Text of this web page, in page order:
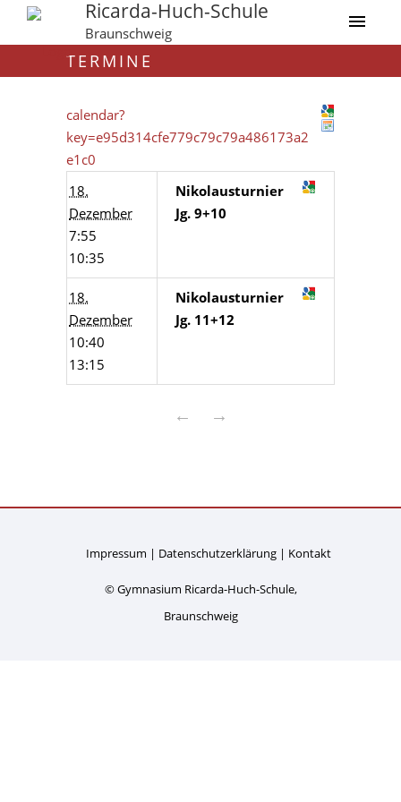
Ricarda-Huch-Schule
Braunschweig
TERMINE
calendar?
key=e95d314cfe779c79c79a486173a2
e1c0
18.
Dezember
7:55
10:35
Nikolausturnier
Jg. 9+10
18.
Dezember
10:40
13:15
Nikolausturnier
Jg. 11+12
← →
Impressum Datenschutzerklärung Kontakt
© Gymnasium Ricarda-Huch-Schule,
Braunschweig